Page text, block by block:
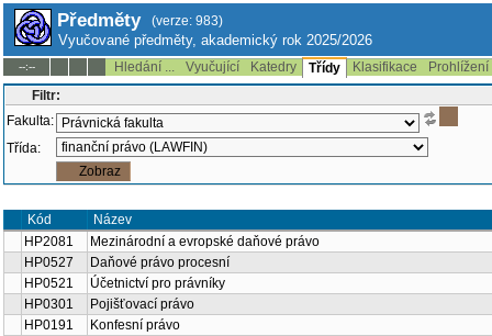
Předměty (verze: 983)
Vyučované předměty, akademický rok 2025/2026
--:-- Hledání ... Vyučující Katedry Třídy Klasifikace
Filtr:
Fakulta:
Třída:
Kód
Název
HP2081
Mezinárodní a evropské daňové právo
letní
HP0527
Daňové právo procesní
letní
HP0521
Účetnictví pro právníky
letní